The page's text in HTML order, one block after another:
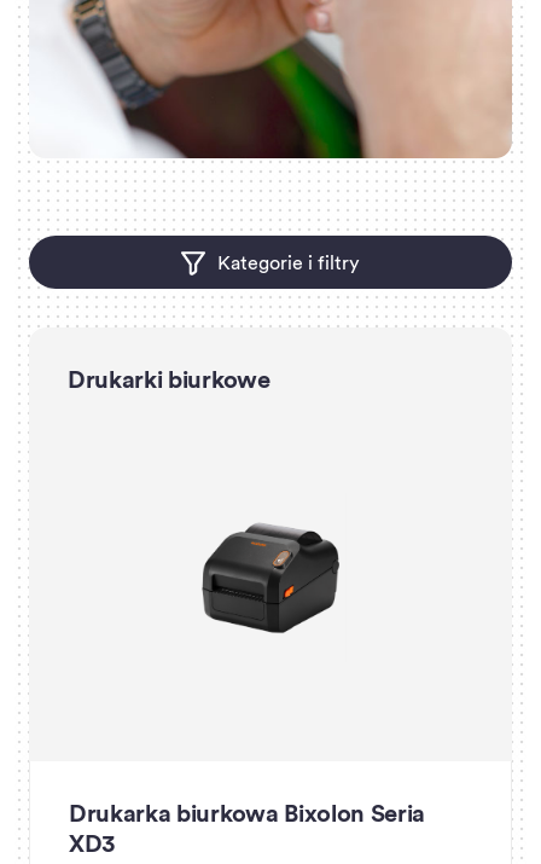
Kategorie i filtry
Drukarki biurkowe
Drukarka biurkowa Bixolon Seria
XD3